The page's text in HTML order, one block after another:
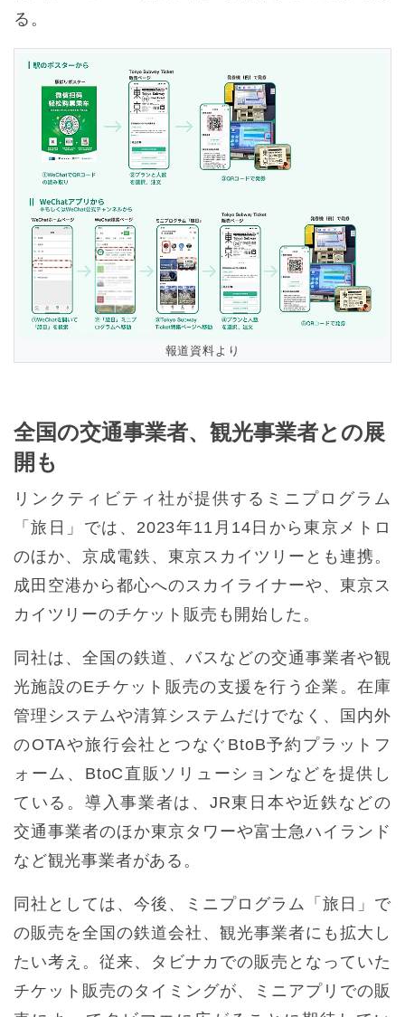
る。
報道資料より
全国の交通事業者、観光事業者との展
開も
リンクティビティ社が提供するミニプログラム
「旅日」では、2023年11月14日から東京メトロ
のほか、京成電鉄、東京スカイツリーとも連携。
成田空港から都心へのスカイライナーや、東京ス
カイツリーのチケット販売も開始した。
同社は、全国の鉄道、バスなどの交通事業者や観
光施設のEチケット販売の支援を行う企業。在庫
管理システムや清算システムだけでなく、国内外
のOTAや旅行会社とつなぐBtoB予約プラットフ
ォーム、BtoC直販ソリューションなどを提供し
ている。導入事業者は、JR東日本や近鉄などの
交通事業者のほか東京タワーや富士急ハイランド
など観光事業者がある。
同社としては、今後、ミニプログラム「旅日」で
の販売を全国の鉄道会社、観光事業者にも拡大し
たい考え。従来、タビナカでの販売となっていた
チケット販売のタイミングが、ミニアプリでの販